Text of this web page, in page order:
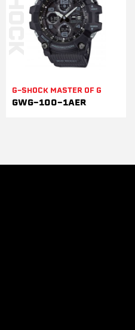
G-SHOCK MASTER OF G
GWG-100-1AER